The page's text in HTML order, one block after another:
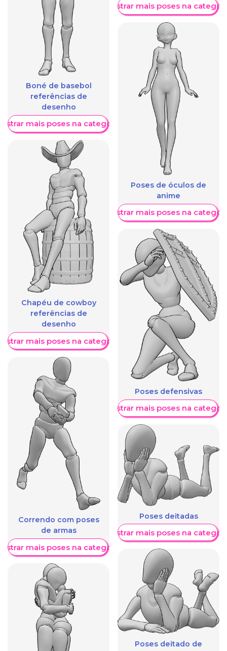
Boné de basebol
referências de
desenho
mais poses na categoria
Chapéu de cowboy
referências de
desenho
mais poses na categoria
Correndo com poses
de armas
mais poses na categoria
Mostrar mais poses na
Poses de óculos de
anime
Mostrar mais poses na
Poses defensivas
Mostrar mais poses na
Poses deitadas
Mostrar mais poses na
Poses deitado de